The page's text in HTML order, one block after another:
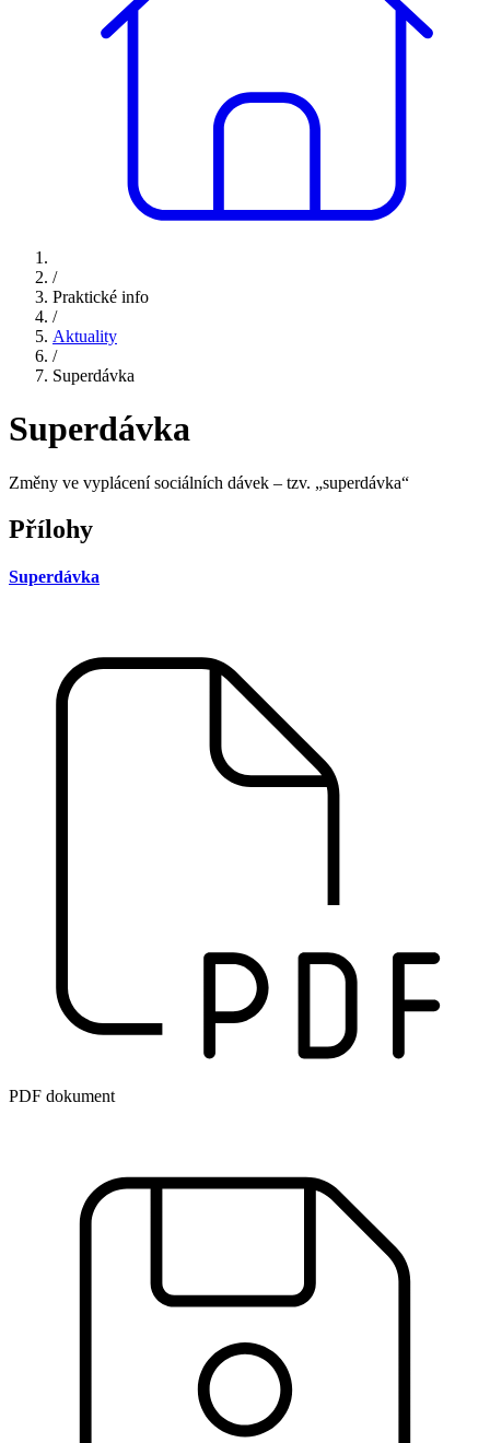
/
Praktické info
/
Aktuality
/
Superdávka
Superdávka
Změny ve vyplácení sociálních dávek – tzv. „superdávka“
Přílohy
Superdávka
PDF dokument